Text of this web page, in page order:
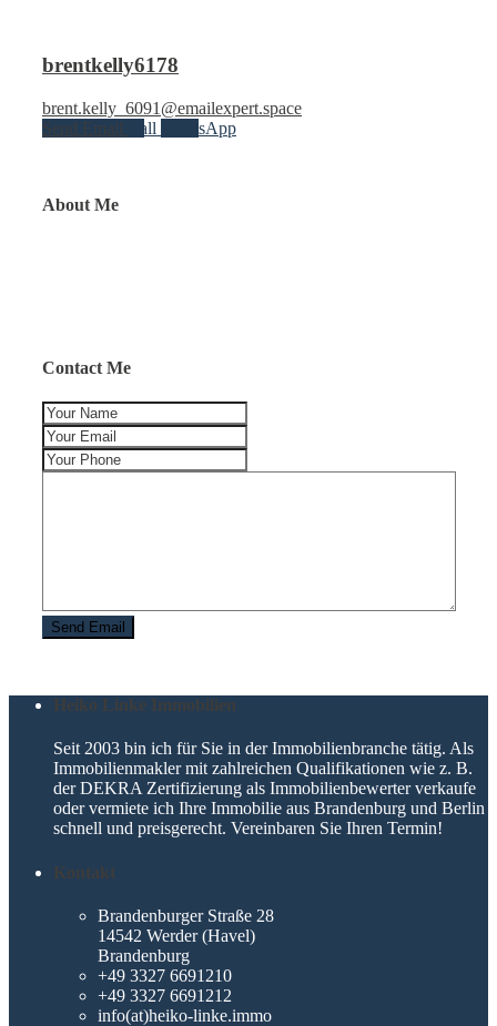
brentkelly6178
brent.kelly_6091@emailexpert.space
Send Email
Call WhatsApp
About Me
Contact Me
Heiko Linke Immobilien
Seit 2003 bin ich für Sie in der Immobilienbranche tätig. Als
Immobilienmakler mit zahlreichen Qualifikationen wie z. B.
der DEKRA Zertifizierung als Immobilienbewerter verkaufe
oder vermiete ich Ihre Immobilie aus Brandenburg und Berlin
schnell und preisgerecht. Vereinbaren Sie Ihren Termin!
Kontakt
Brandenburger Straße 28
14542 Werder (Havel)
Brandenburg
+49 3327 6691210
+49 3327 6691212
info(at)heiko-linke.immo